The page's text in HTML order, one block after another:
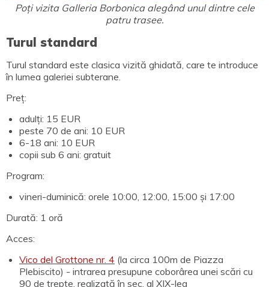
Poți vizita Galleria Borbonica alegând unul dintre cele
patru trasee.
Turul standard
Turul standard este clasica vizită ghidată, care te introduce
în lumea galeriei subterane.
Preț:
adulți: 15 EUR
peste 70 de ani: 10 EUR
6-18 ani: 10 EUR
copii sub 6 ani: gratuit
Program:
vineri-duminică: orele 10:00, 12:00, 15:00 și 17:00
Durată: 1 oră
Acces:
Vico del Grottone nr. 4 (la circa 100m de Piazza
Plebiscito) - intrarea presupune coborârea unei scări cu
90 de trepte, realizată în sec. al XIX-lea